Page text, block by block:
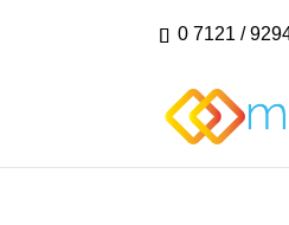
0 7121 /